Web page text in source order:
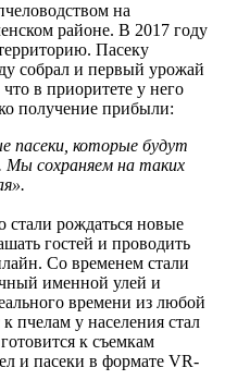
на
районе. В 2017 году
Пасеку
собрал и первый урожай
в приоритете у него
получение прибыли:
пасеки, которые будут
Мы сохраняем на таких
стали рождаться новые
гостей и проводить
Со временем стали
именной улей и
времени из любой
пчелам у населения стал
к съемкам
и пасеки в формате VR-